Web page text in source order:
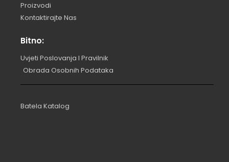
Proizvodi
Kontaktirajte Nas
Bitno:
Uvjeti Poslovanja I Pravilnik
Obrada Osobnih Podataka
Batela Katalog